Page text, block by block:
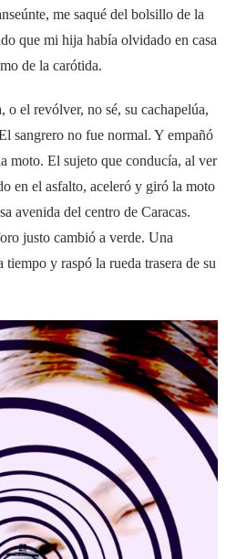
me saqué del bolsillo de la
que mi hija había olvidado en casa
de la carótida.
o el revólver, no sé, su cachapelúa,
sangrero no fue normal. Y empañó
moto. El sujeto que conducía, al ver
en el asfalto, aceleró y giró la moto
avenida del centro de Caracas.
justo cambió a verde. Una
y raspó la rueda trasera de su